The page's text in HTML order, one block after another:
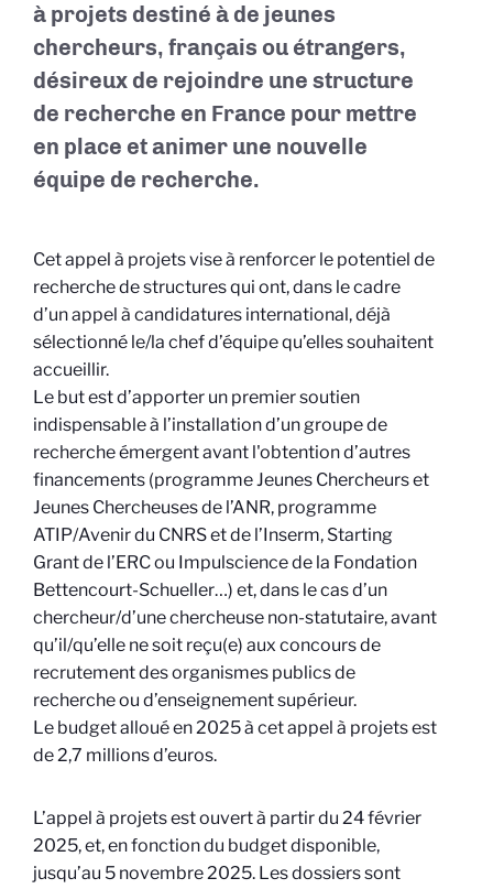
à projets destiné à de jeunes
chercheurs, français ou étrangers,
désireux de rejoindre une structure
de recherche en France pour mettre
en place et animer une nouvelle
équipe de recherche.
Cet appel à projets vise à renforcer le potentiel de
recherche de structures qui ont, dans le cadre
d’un appel à candidatures international, déjà
sélectionné le/la chef d’équipe qu’elles souhaitent
accueillir.
Le but est d’apporter un premier soutien
indispensable à l’installation d’un groupe de
recherche émergent avant l'obtention d’autres
financements (programme Jeunes Chercheurs et
Jeunes Chercheuses de l’ANR, programme
ATIP/Avenir du CNRS et de l’Inserm, Starting
Grant de l’ERC ou Impulscience de la Fondation
Bettencourt-Schueller…) et, dans le cas d’un
chercheur/d’une chercheuse non-statutaire, avant
qu’il/qu’elle ne soit reçu(e) aux concours de
recrutement des organismes publics de
recherche ou d’enseignement supérieur.
Le budget alloué en 2025 à cet appel à projets est
de 2,7 millions d’euros.
L’appel à projets est ouvert à partir du 24 février
2025, et, en fonction du budget disponible,
jusqu’au 5 novembre 2025. Les dossiers sont